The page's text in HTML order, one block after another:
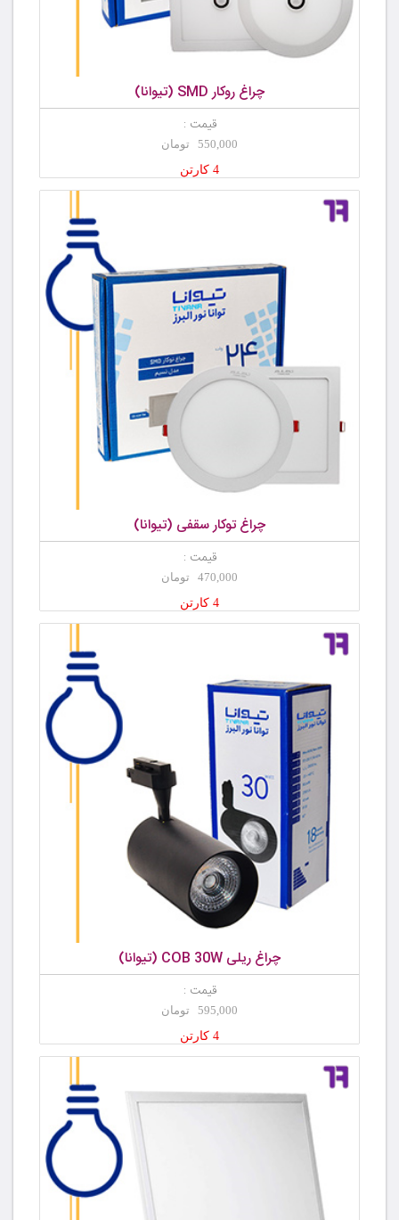
چراغ روکار SMD (تیوانا)
قیمت :
550,000 تومان
4 کارتن
چراغ توکار سقفی (تیوانا)
قیمت :
470,000 تومان
4 کارتن
چراغ ریلی COB 30W (تیوانا)
قیمت :
595,000 تومان
4 کارتن